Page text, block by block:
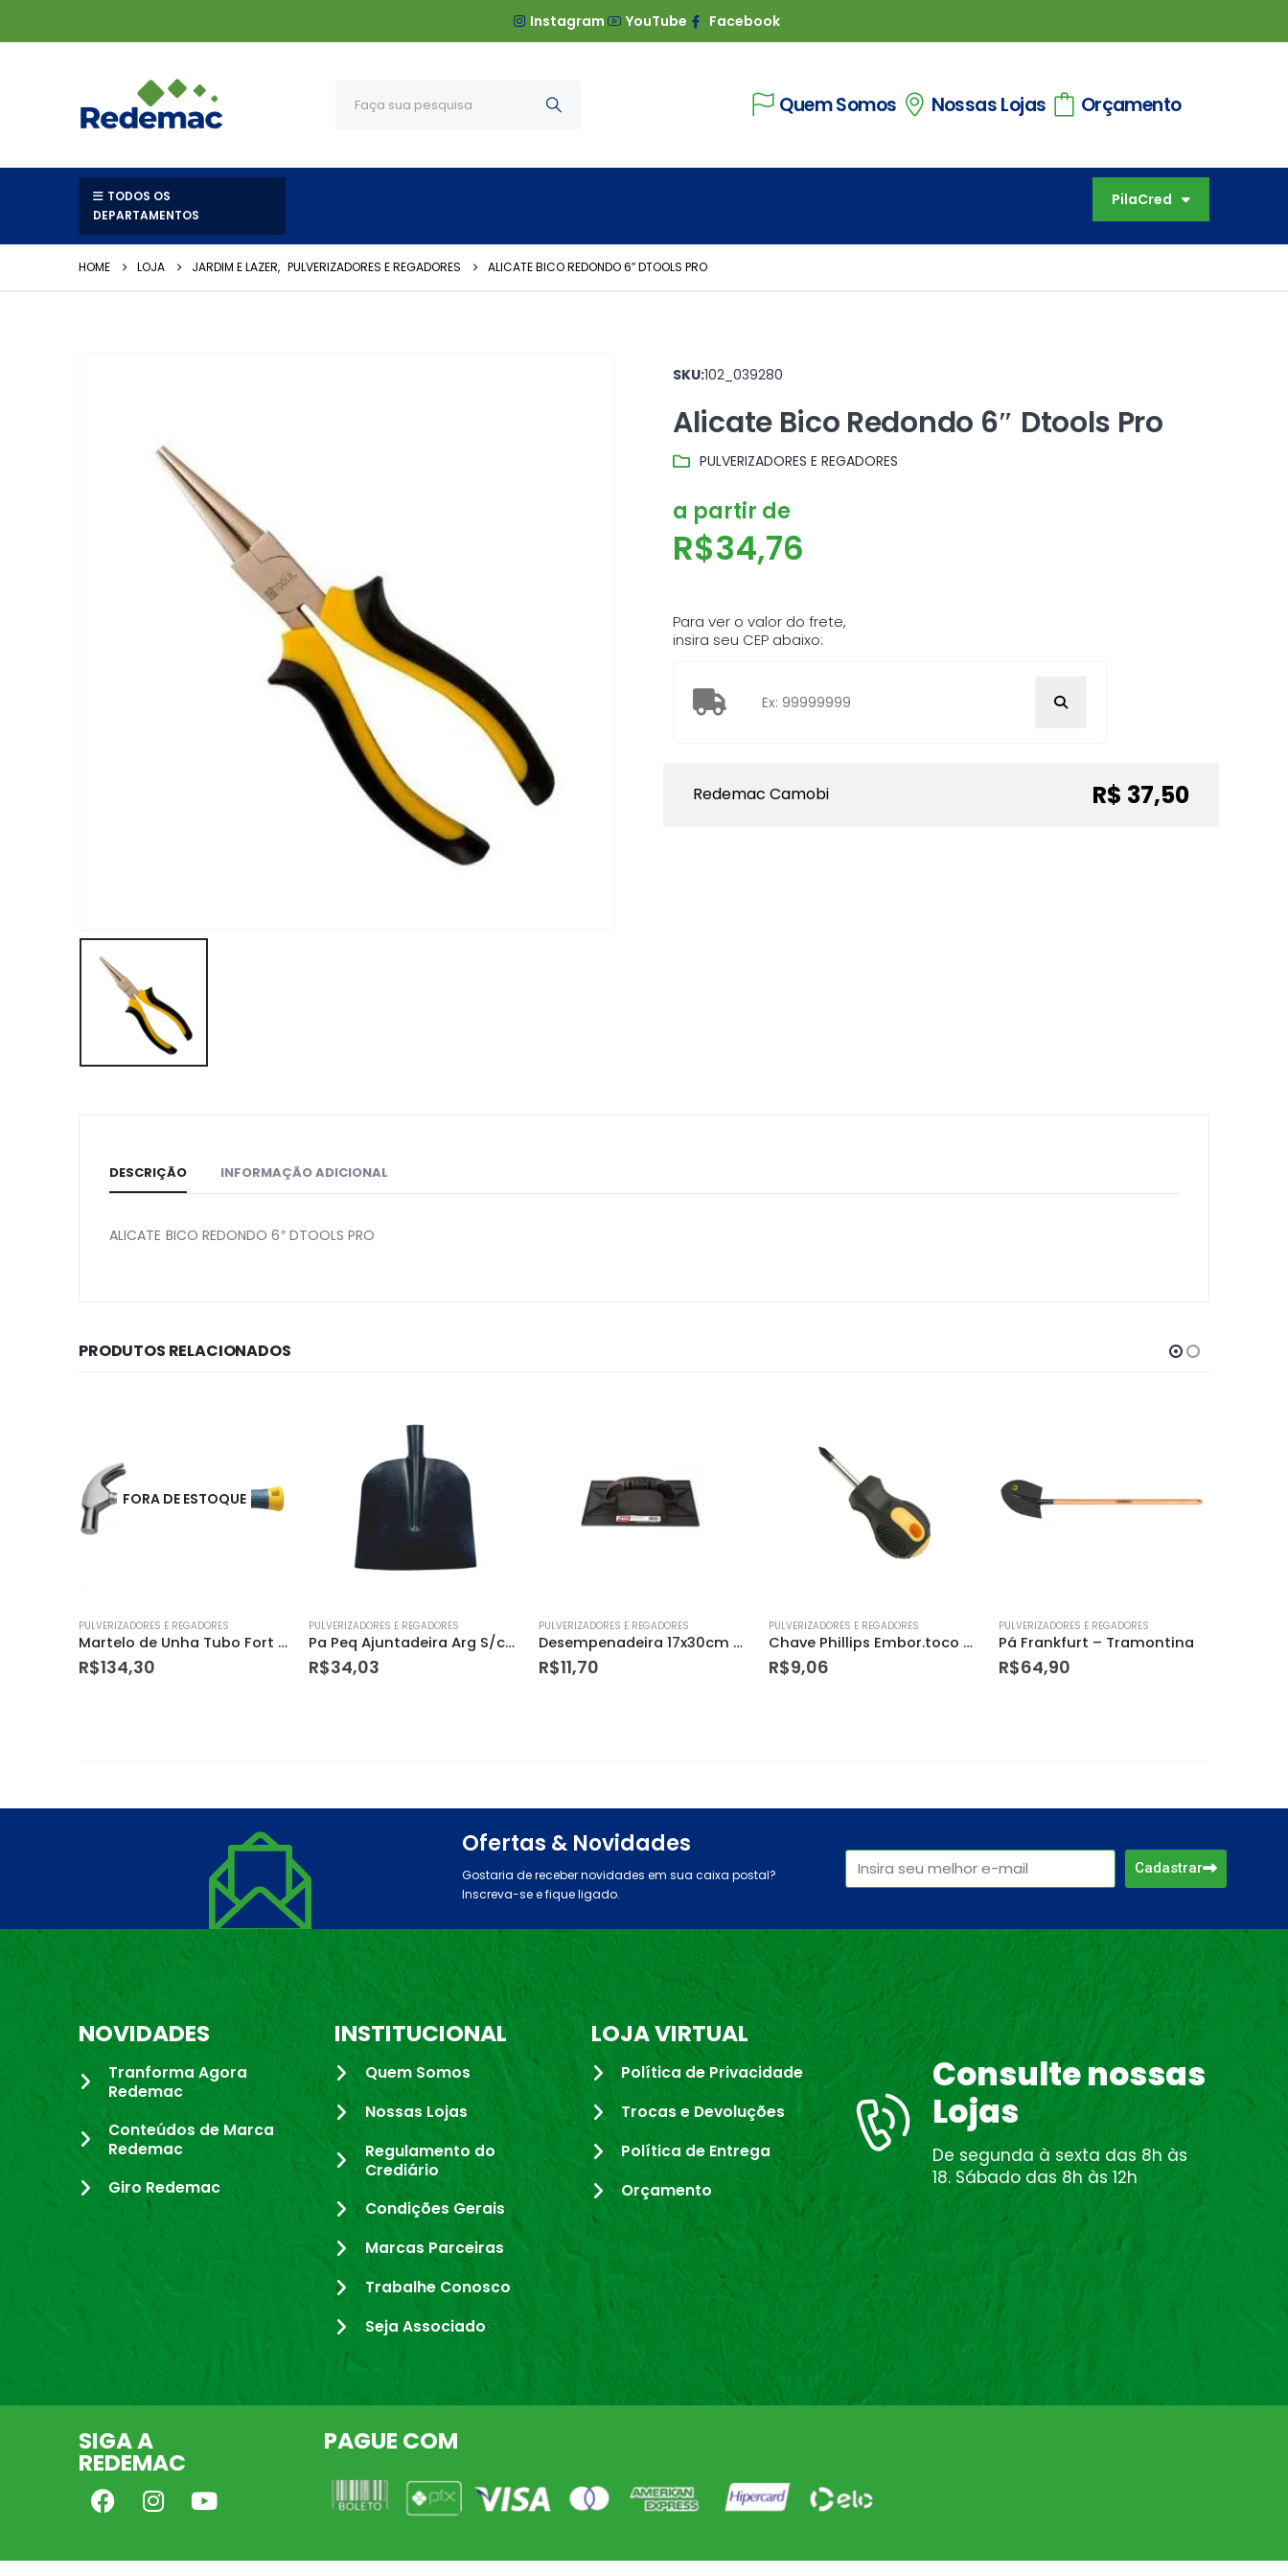
Instagram YouTube Facebook
Quem Somos Nossas Lojas Orçamento
TODOS OS
DEPARTAMENTOS
PilaCred
HOME LOJA JARDIM E LAZER, PULVERIZADORES E REGADORES ALICATE BICO REDONDO 6″ DTOOLS PRO
SKU:102_039280
Alicate Bico Redondo 6″ Dtools Pro
PULVERIZADORES E REGADORES
a partir de
R$34,76
Para ver o valor do frete,
insira seu CEP abaixo:
Redemac Camobi R$ 37,50
DESCRIÇÃO INFORMAÇÃO ADICIONAL
ALICATE BICO REDONDO 6″ DTOOLS PRO
PRODUTOS RELACIONADOS
PULVERIZADORES E REGADORES
Pa Peq Ajuntadeira Arg S/cabo
R$34,03
PULVERIZADORES E REGADORES
Desempenadeira 17x30cm em Plástico Preto – Max Ferramentas
R$11,70
PULVERIZADORES E REGADORES
Chave Phillips Embor.toco 3/16×1.1/2 Dtools
R$9,06
PULVERIZADORES E REGADORES
Pá Frankfurt – Tramontina
R$64,90
PULVERIZADORES E REGADORES
R$69,99
Ofertas & Novidades
Gostaria de receber novidades em sua caixa postal?
Inscreva-se e fique ligado.
Cadastrar
NOVIDADES
Tranforma Agora
Redemac
Conteúdos de Marca
Redemac
Giro Redemac
INSTITUCIONAL
Quem Somos
Nossas Lojas
Regulamento do
Crediário
Condições Gerais
Marcas Parceiras
Trabalhe Conosco
Seja Associado
LOJA VIRTUAL
Política de Privacidade
Trocas e Devoluções
Política de Entrega
Orçamento
Consulte nossas
Lojas
De segunda à sexta das 8h às
18. Sábado das 8h às 12h
SIGA A
REDEMAC
PAGUE COM